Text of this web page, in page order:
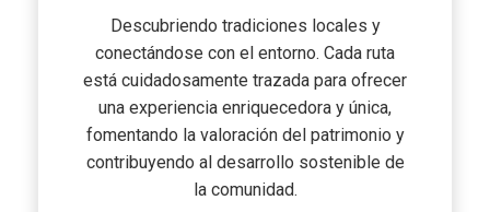
Descubriendo tradiciones locales y
conectándose con el entorno. Cada ruta
está cuidadosamente trazada para ofrecer
una experiencia enriquecedora y única,
fomentando la valoración del patrimonio y
contribuyendo al desarrollo sostenible de
la comunidad.